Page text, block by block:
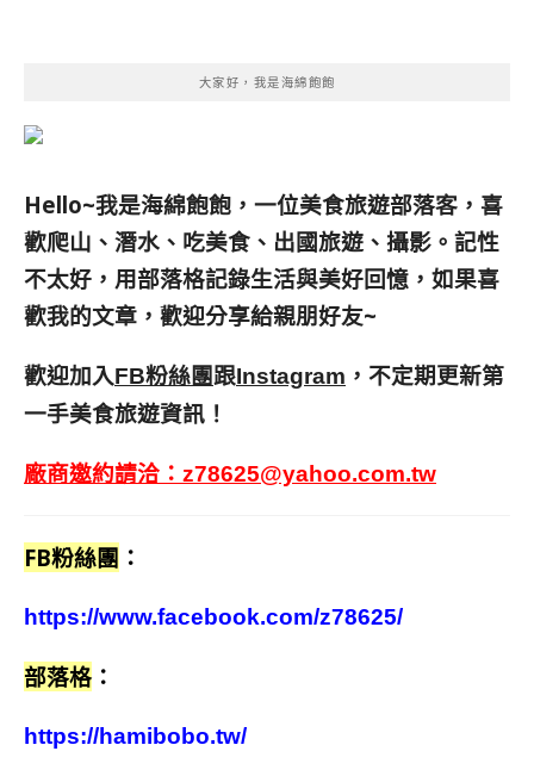
大家好，我是海綿飽飽
Hello~我是海綿飽飽，一位美食旅遊部落客， 喜
歡爬山、潛水、吃美食、出國旅遊、攝影。 記性
不太好，用部落格記錄生活與美好回憶， 如果喜
歡我的文章，歡迎分享給親朋好友~
歡迎加入FB粉絲團跟Instagram ，不定期更新第
一手美食旅遊資訊！
廠商邀約請洽： z78625@yahoo.com.tw
FB粉絲團 ：
https://www.facebook.com/z78625/
部落格 ：
https://hamibobo.tw/